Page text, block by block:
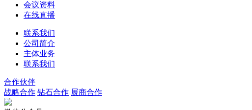
会议资料
在线直播
联系我们
公司简介
主体业务
联系我们
合作伙伴
战略合作 钻石合作 展商合作